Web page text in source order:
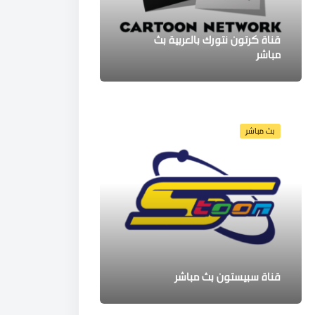
قناة كرتون نتورك بالعربية بث
مباشر
بث مباشر
قناة سبيستون بث مباشر